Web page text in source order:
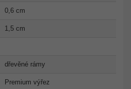
0,6 cm
1,5 cm
dřevěné rámy
Premium výřez